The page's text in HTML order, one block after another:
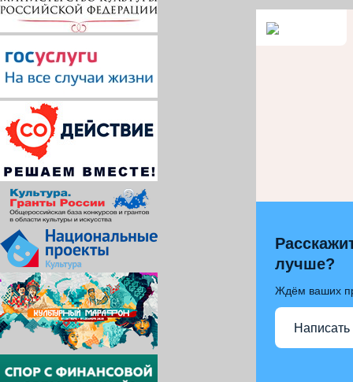
лучше?
Ждём ваших
Написать